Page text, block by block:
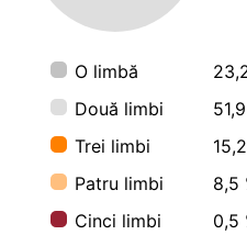
O limbă
Două limbi
Trei limbi
Patru limbi
8,5
Cinci limbi
0,5